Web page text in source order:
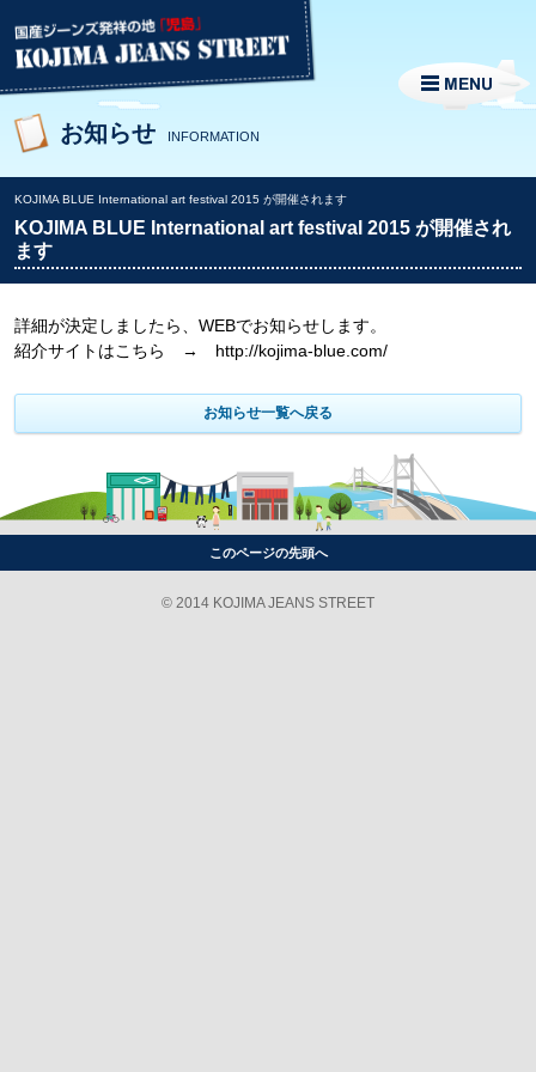
お知らせ INFORMATION
KOJIMA BLUE International art festival 2015 が開催されます
KOJIMA BLUE International art festival 2015 が開催され
ます
詳細が決定しましたら、WEBでお知らせします。
紹介サイトはこちら → http://kojima-blue.com/
お知らせ一覧へ戻る
このページの先頭へ
© 2014 KOJIMA JEANS STREET